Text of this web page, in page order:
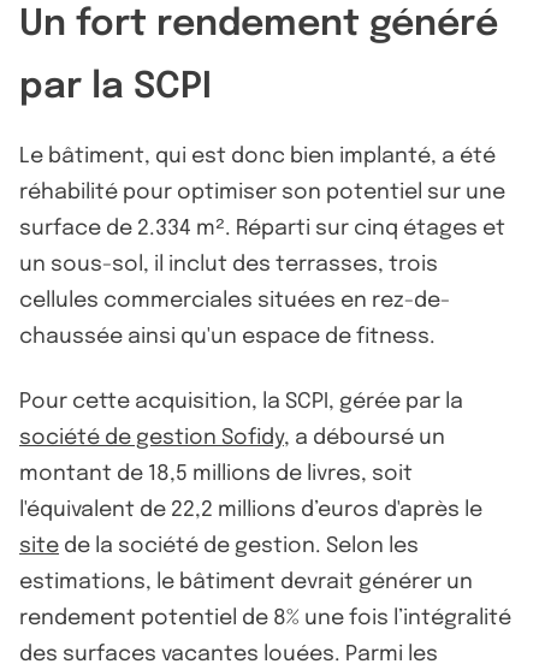
Un fort rendement généré
par la SCPI
Le bâtiment, qui est donc bien implanté, a été
réhabilité pour optimiser son potentiel sur une
surface de 2.334 m². Réparti sur cinq étages et
un sous-sol, il inclut des terrasses, trois
cellules commerciales situées en rez-de-
chaussée ainsi qu'un espace de fitness.
Pour cette acquisition, la SCPI, gérée par la
société de gestion Sofidy, a déboursé un
montant de 18,5 millions de livres, soit
l'équivalent de 22,2 millions d’euros d'après le
site de la société de gestion. Selon les
estimations, le bâtiment devrait générer un
rendement potentiel de 8% une fois l’intégralité
des surfaces vacantes louées. Parmi les